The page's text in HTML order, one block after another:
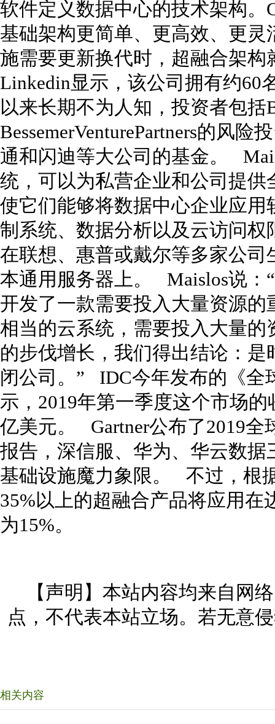
软件定义数据中心的技术架构。
基础架构更简单、更高效、更
施需要更新换代时，超融合架
Linkedin显示，该公司拥有约60
以来长期不为人知，投资者包括
BessemerVenturePartners的风
通和闪迪等大公司的基金。
统，可以为私营企业和公司提
使它们能够将数据中心企业应
制系统、数据分析以及云访问
在联想、惠普或戴尔等多家公
本通用服务器上。 Maislos说：
开发了一款需要投入大量资源
相当的云系统，需要投入大量
的步伐增长，我们得出结论：
闭公司。” IDC今年发布的《全
示，2019年第一季度这个市场
亿美元。 Gartner公布了2019全
报告，深信服、华为、华云数
基础设施魔力象限。 不过，根
35%以上的超融合产品将应用在
为15%。
【声明】本站内容均来自网
点，不代表本站立场。若无意
相关内容